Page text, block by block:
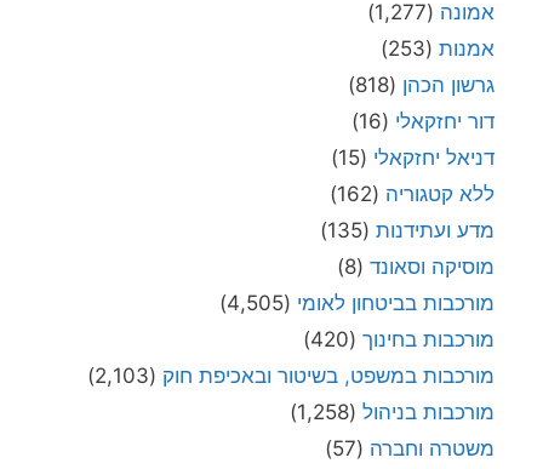
אמונה (1,277)
אמנות (253)
גרשון הכהן (818)
דור יחזקאלי (16)
דניאל יחזקאלי (15)
ללא קטגוריה (162)
מדע ועתידנות (135)
מוסיקה וסאונד (8)
מורכבות בביטחון לאומי (4,505)
מורכבות בחינוך (420)
מורכבות במשפט, בשיטור ובאכיפת חוק (2,103)
מורכבות בניהול (1,258)
משטרה וחברה (57)